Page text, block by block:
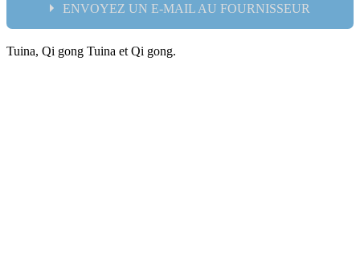
ENVOYEZ UN E-MAIL AU FOURNISSEUR
Nom:
Tuina, Qi gong Tuina et Qi gong.